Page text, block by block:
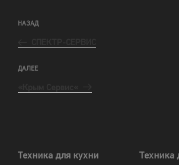
НАЗАД
ДАЛЕЕ
Техника для кухни Техника